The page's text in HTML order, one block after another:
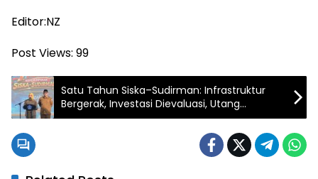
Editor:NZ
Post Views: 99
Satu Tahun Siska–Sudirman: Infrastruktur
Bergerak, Investasi Dievaluasi, Utang
Dituntaskan Bertahap